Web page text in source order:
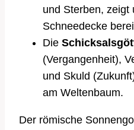
und Sterben, zeigt
Schneedecke
Die
(Vergangenheit),
und Skuld
am Weltenbaum.
Der römische